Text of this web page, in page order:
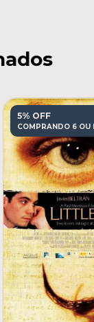
5% OFF
COMPRANDO 6 OU